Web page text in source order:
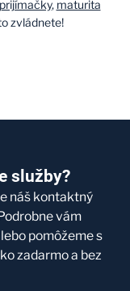
prijímačky, maturita
zvládnete!
služby?
náš kontaktný
vám
pomôžeme s
zadarmo a bez